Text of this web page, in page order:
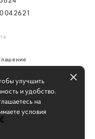
улучшить
и удобство.
на
условия